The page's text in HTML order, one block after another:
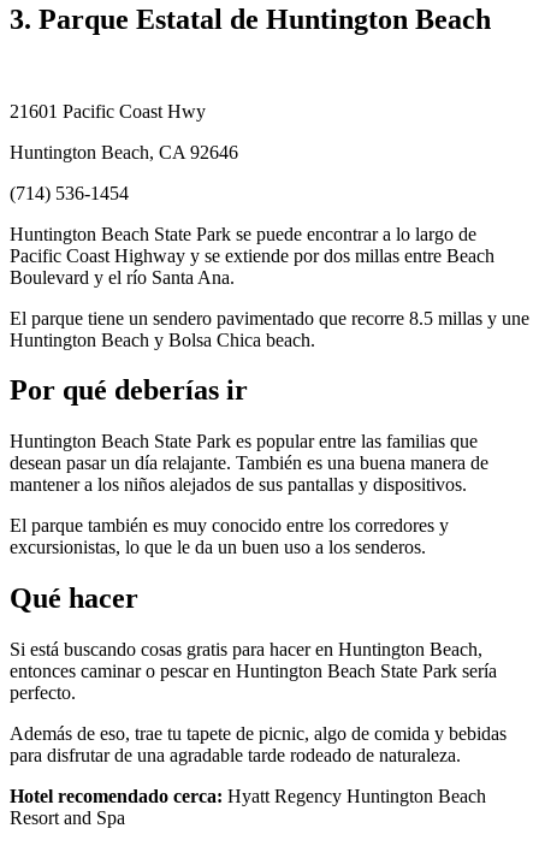
3. Parque Estatal de Huntington Beach
21601 Pacific Coast Hwy
Huntington Beach, CA 92646
(714) 536-1454
Huntington Beach State Park se puede encontrar a lo largo de
Pacific Coast Highway y se extiende por dos millas entre Beach
Boulevard y el río Santa Ana.
El parque tiene un sendero pavimentado que recorre 8.5 millas y une
Huntington Beach y Bolsa Chica beach.
Por qué deberías ir
Huntington Beach State Park es popular entre las familias que
desean pasar un día relajante. También es una buena manera de
mantener a los niños alejados de sus pantallas y dispositivos.
El parque también es muy conocido entre los corredores y
excursionistas, lo que le da un buen uso a los senderos.
Qué hacer
Si está buscando cosas gratis para hacer en Huntington Beach,
entonces caminar o pescar en Huntington Beach State Park sería
perfecto.
Además de eso, trae tu tapete de picnic, algo de comida y bebidas
para disfrutar de una agradable tarde rodeado de naturaleza.
Hotel recomendado cerca: Hyatt Regency Huntington Beach
Resort and Spa